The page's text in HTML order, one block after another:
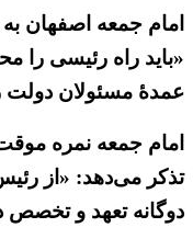
امام جمعه اصفهان
«باید راه رئیسی را
عمدهٔ مسئولان دولت
امام جمعه نمره
تذکر می‌دهد: «از
دوگانه تعهد و تخصص دوباره بعد